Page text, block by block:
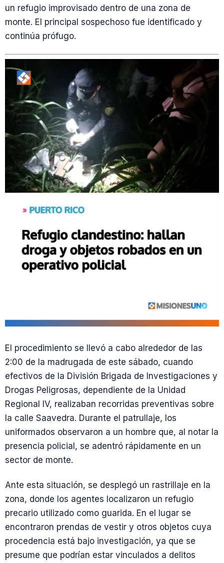
un refugio improvisado dentro de una zona de
monte. El principal sospechoso fue identificado y
continúa prófugo.
El procedimiento se llevó a cabo alrededor de las
2:00 de la madrugada de este sábado, cuando
efectivos de la División Brigada de Investigaciones y
Drogas Peligrosas, dependiente de la Unidad
Regional IV, realizaban recorridas preventivas sobre
la calle Saavedra. Durante el patrullaje, los
uniformados observaron a un hombre que, al notar la
presencia policial, se adentró rápidamente en un
sector de monte.
Ante esta situación, se desplegó un rastrillaje en la
zona, donde los agentes localizaron un refugio
precario utilizado como guarida. En el lugar se
encontraron prendas de vestir y otros objetos cuya
procedencia está bajo investigación, ya que se
presume que podrían estar vinculados a delitos